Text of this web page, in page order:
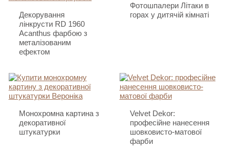
Декорування
лінкрусти RD 1960
Acanthus фарбою з
металізованим
ефектом
Фотошпалери Літаки в
горах у дитячій кімнаті
Монохромна картина з
декоративної
штукатурки
Velvet Dekor:
професійне нанесення
шовковисто-матової
фарби